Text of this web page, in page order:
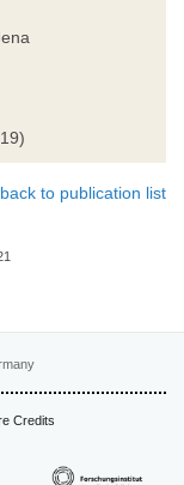
back to publication list
Credits